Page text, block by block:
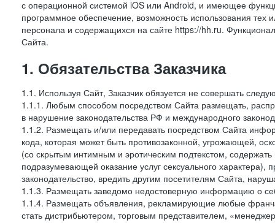
с операционной системой iOS или Android, и имеющее
программное обеспечение, возможность использования
персонала и содержащихся на сайте https://hh.ru.
Сайта.
1. Обязательства Заказчика
1.1. Используя Сайт, Заказчик обязуется не совершать
1.1.1. Любым способом посредством Сайта размещать,
в нарушение законодательства РФ и международного
1.1.2. Размещать и/или передавать посредством Сайта
кода, которая может быть противозаконной, угрожающей,
(со скрытым интимным и эротическим подтекстом,
подразумевающей оказание услуг сексуального
законодательство, вредить другим посетителям Сайта,
1.1.3. Размещать заведомо недостоверную информацию о
1.1.4. Размещать объявления, рекламирующие любые
стать дистрибьютером, торговым представителем,